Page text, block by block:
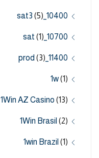
10400_sat3
(5)
10700_sat
(1)
11400_prod
(3)
1w(1)
1Win AZ Casino (13)
1Win Brasil (2)
1win Brazil (1)